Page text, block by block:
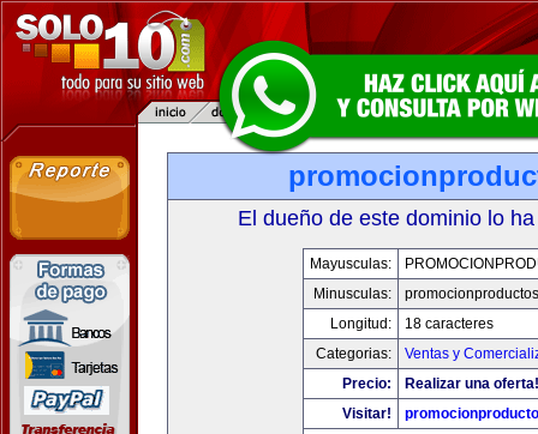
El dueño de este dominio lo
Mayusculas:
Minusculas:
Longitud:
18 caracteres
Categorias:
Ventas y
Precio:
Realizar una oferta!
Visitar!